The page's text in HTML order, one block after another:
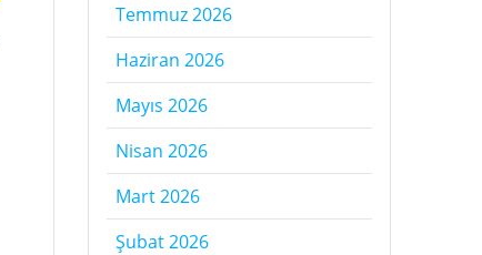
Temmuz 2026
Haziran 2026
Mayıs 2026
Nisan 2026
Mart 2026
Şubat 2026